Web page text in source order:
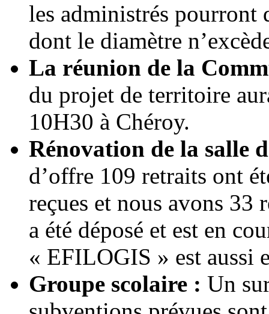
les administrés pourront
dont le diamètre
La réunion de la
du projet de territoire
10H30 à Chéroy.
Rénovation de la salle
d’offre 109 retraits ont
reçues et nous avons 33
a été déposé et est en
« EFILOGIS » est aussi
Groupe scolaire : Un